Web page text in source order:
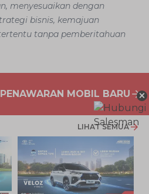
menyesuaikan dengan
bisnis, kemajuan
tanpa pemberitahuan
PENAWARAN MOBIL BARU
LIHAT SEMUA
×